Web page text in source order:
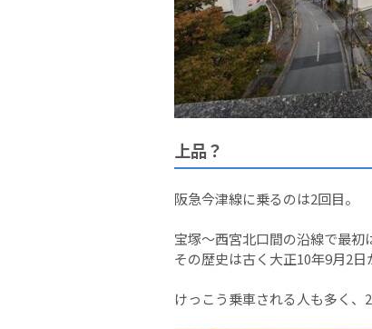
上品？
阪急今津線に乗るのは2回目。
宝塚～西宮北口間の沿線で最初
その歴史は古く大正10年9月2日
けっこう乗車される人も多く、